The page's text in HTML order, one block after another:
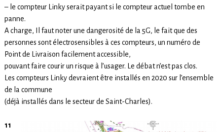
– le compteur Linky serait payant si le compteur actuel tombe en
panne.
A charge, Il faut noter une dangerosité de la 5G, le fait que des
personnes sont électrosensibles à ces compteurs, un numéro de
Point de Livraison facilement accessible,
pouvant faire courir un risque à l’usager. Le débat n’est pas clos.
Les compteurs Linky devraient être installés en 2020 sur l’ensemble
de la commune
(déjà installés dans le secteur de Saint-Charles).
11